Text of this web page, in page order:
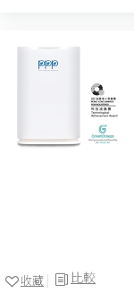
比較
收藏